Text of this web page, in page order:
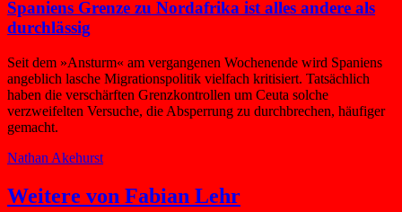
Spaniens Grenze zu Nordafrika ist alles andere als
durchlässig
Seit dem »Ansturm« am vergangenen Wochenende wird Spaniens
angeblich lasche Migrationspolitik vielfach kritisiert. Tatsächlich
haben die verschärften Grenzkontrollen um Ceuta solche
verzweifelten Versuche, die Absperrung zu durchbrechen, häufiger
gemacht.
Nathan Akehurst
Weitere von Fabian Lehr